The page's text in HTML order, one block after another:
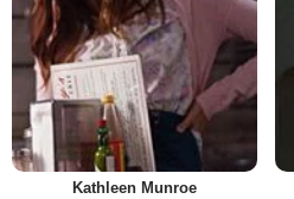
Kathleen Munroe